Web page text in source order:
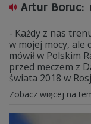
Artur
- Każdy z nas
w mojej mocy, ale
mówił w Polskim
przed meczem z
świata 2018 w
Zobacz więcej na